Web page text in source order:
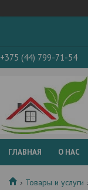
+375 (44) 799-71-54
ГЛАВНАЯ О НАС
Товары и услуги